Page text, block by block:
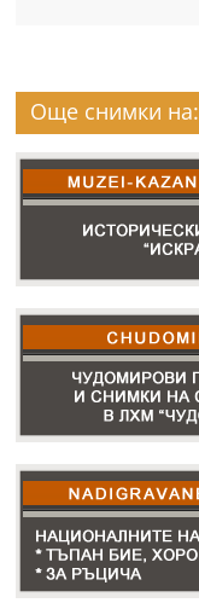
Още снимки на: